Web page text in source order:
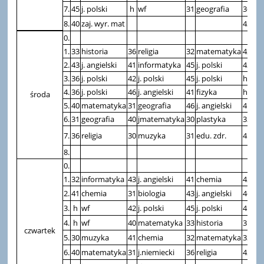
7.45 j. polski h wf 31 geografia 36
8.40zaj. wyr. mat 43
0.
środa
1.33 historia 36 religia 32 matematyka42
2.43 j. angielski 41 informatyka 45 j. polski 42
3.36 j. polski 42 j. polski 45 j. polski h
4.36 j. polski 46 j. angielski 41 fizyka h
5.40 matematyka31 geografia 46 j. angielski 41
6.31 geografia 40 jmatematyka30 plastyka 32
7.36 religia 30 muzyka 31 edu. zdr. 45
8.
0.
czwartek
1.32 informatyka 43 j. angielski 41 chemia 42
2.41 chemia 31 biologia 43 j. angielski 46
3. h wf 42 j. polski 45 j. polski 41
4. h wf 40 matematyka 33 historia 31
5.30 muzyka 41 chemia 32 matematyka33
6.40 matematyka31 j.niemiecki 36 religia 42